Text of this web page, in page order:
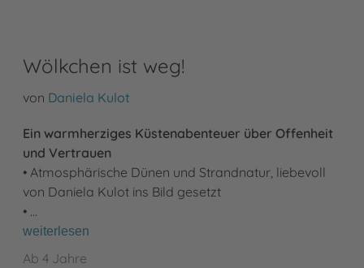
Wölkchen ist weg!
von Daniela Kulot
Ein warmherziges Küstenabenteuer über Offenheit
und Vertrauen
• Atmosphärische Dünen und Strandnatur, liebevoll
von Daniela Kulot ins Bild gesetzt
• …
weiterlesen
Ab 4 Jahre